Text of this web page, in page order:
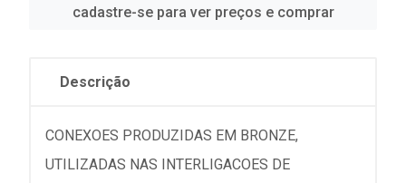
cadastre-se para ver preços e comprar
Descrição
CONEXOES PRODUZIDAS EM BRONZE,
UTILIZADAS NAS INTERLIGACOES DE